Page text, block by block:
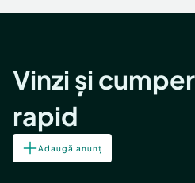
Vinzi și
rapid
Adaugă anunț